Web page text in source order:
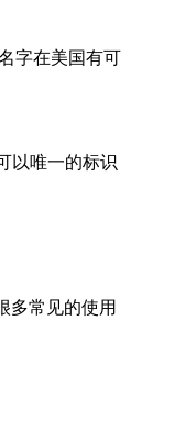
字在美国有可
以唯一的标识
多常见的使用